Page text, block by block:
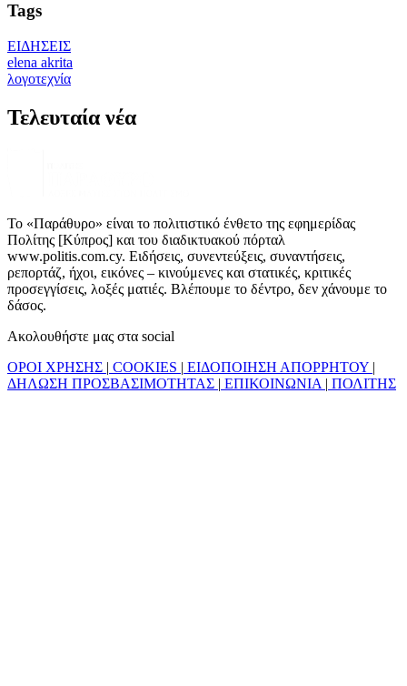
Tags
ΕΙΔΗΣΕΙΣ
elena akrita
λογοτεχνία
Τελευταία νέα
Το «Παράθυρο» είναι το πολιτιστικό ένθετο της εφημερίδας
Πολίτης [Κύπρος] και του διαδικτυακού πόρταλ
www.politis.com.cy. Ειδήσεις, συνεντεύξεις, συναντήσεις,
ρεπορτάζ, ήχοι, εικόνες – κινούμενες και στατικές, κριτικές
προσεγγίσεις, λοξές ματιές. Βλέπουμε το δέντρο, δεν χάνουμε το
δάσος.
Ακολουθήστε μας στα social
ΟΡΟΙ ΧΡΗΣΗΣ | COOKIES | ΕΙΔΟΠΟΙΗΣΗ ΑΠΟΡΡΗΤΟΥ |
ΔΗΛΩΣΗ ΠΡΟΣΒΑΣΙΜΟΤΗΤΑΣ | ΕΠΙΚΟΙΝΩΝΙΑ | ΠΟΛΙΤΗΣ